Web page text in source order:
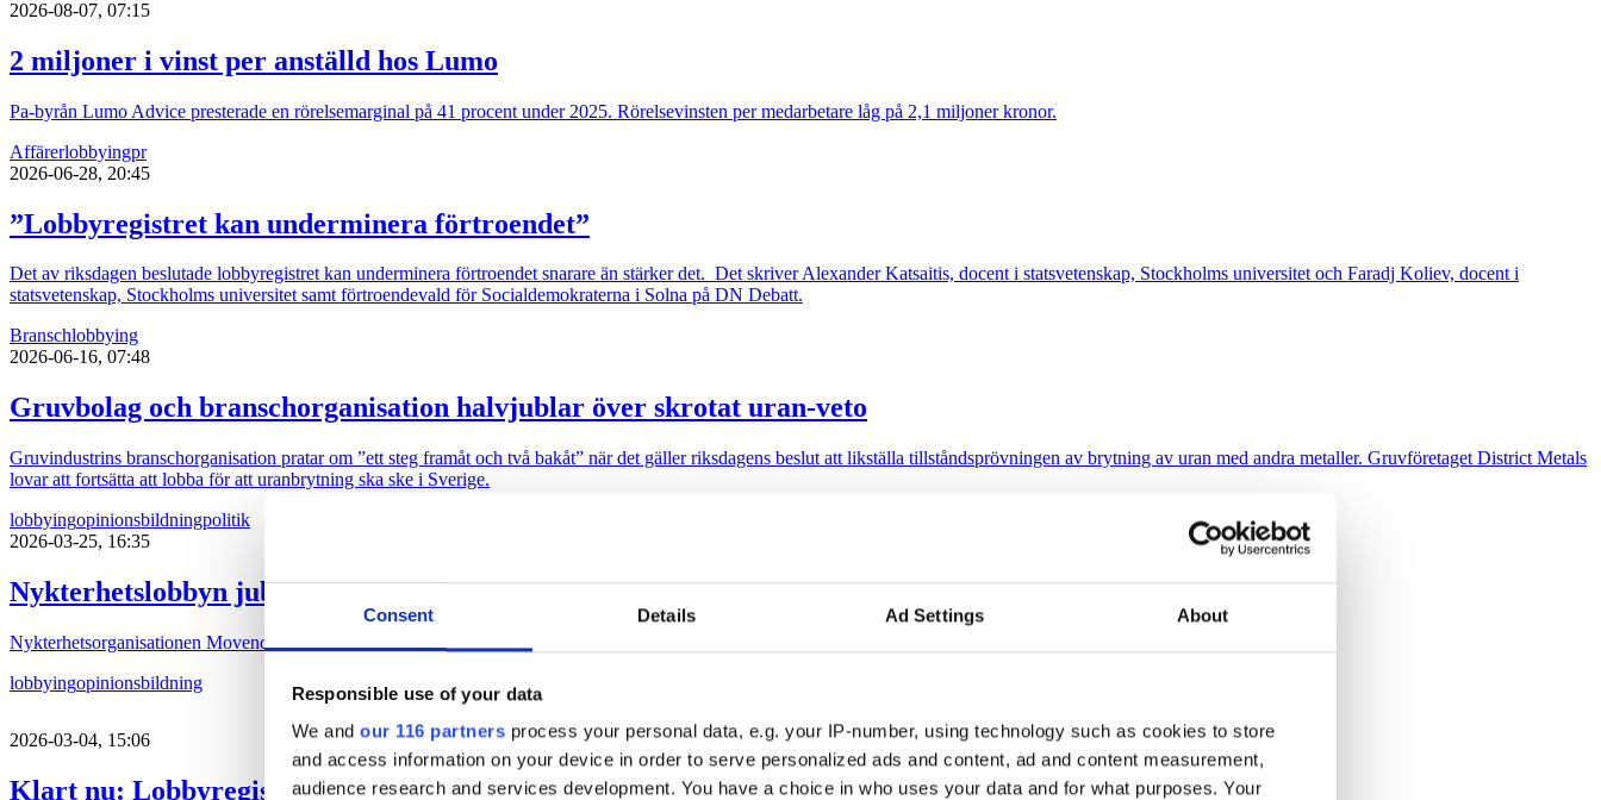
Consent Details Ad Settings About
Responsible use of your data
We and our 116 partners process your personal data, e.g. your IP-number, using technology such as cookies to store
and access information on your device in order to serve personalized ads and content, ad and content measurement,
audience research and services development. You have a choice in who uses your data and for what purposes. Your
2026-08-07, 07:15
2 miljoner i vinst per anställd hos Lumo
Pa-byrån Lumo Advice presterade en rörelsemarginal på 41 procent under 2025. Rörelsevinsten per medarbetare låg på 2,1 miljoner kronor.
Affärerlobbyingpr
2026-06-28, 20:45
”Lobbyregistret kan underminera förtroendet”
Det av riksdagen beslutade lobbyregistret kan underminera förtroendet snarare än stärker det. Det skriver Alexander Katsaitis, docent i statsvetenskap, Stockholms universitet och Faradj Koliev, docent i
statsvetenskap, Stockholms universitet samt förtroendevald för Socialdemokraterna i Solna på DN Debatt.
Branschlobbying
2026-06-16, 07:48
Gruvbolag och branschorganisation halvjublar över skrotat uran-veto
Gruvindustrins branschorganisation pratar om ”ett steg framåt och två bakåt” när det gäller riksdagens beslut att likställa tillståndsprövningen av brytning av uran med andra metaller. Gruvföretaget District Metals
lovar att fortsätta att lobba för att uranbrytning ska ske i Sverige.
lobbyingopinionsbildningpolitik
2026-03-25, 16:35
Nykterhetslobbyn jublar över lobbyregistret
Nykterhetsorganisationen Movendi (tidigare IOGT-NTO, UNF och Junis)b jublar över att lobbyregistret införs.
lobbyingopinionsbildning
2026-03-04, 15:06
Klart nu: Lobbyregistret införs under sommaren